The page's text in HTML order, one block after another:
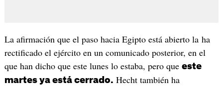
La afirmación que el paso hacia Egipto está abierto la ha
rectificado el ejército en un comunicado posterior, en el
que han dicho que este lunes lo estaba, pero que este
martes ya está cerrado. Hecht también ha